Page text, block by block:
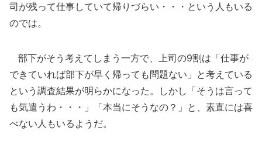
司が残って仕事していて帰りづらい・・・という人もいる
のでは。
部下がそう考えてしまう一方で、上司の9割は「仕事が
できていれば部下が早く帰っても問題ない」と考えている
という調査結果が明らかになった。しかし「そうは言って
も気遣うわ・・・」「本当にそうなの？」と、素直には喜
べない人もいるようだ。